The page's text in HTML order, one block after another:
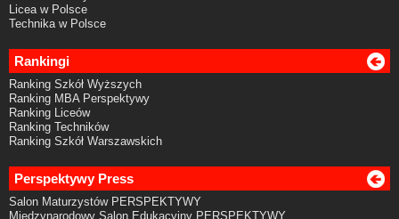
Licea w Polsce
Technika w Polsce
Rankingi
Ranking Szkół Wyższych
Ranking MBA Perspektywy
Ranking Liceów
Ranking Techników
Ranking Szkół Warszawskich
Perspektywy Press
Salon Maturzystów PERSPEKTYWY
Międzynarodowy Salon Edukacyjny PERSPEKTYWY